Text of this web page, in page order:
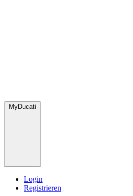
MyDucati
Login
Registrieren